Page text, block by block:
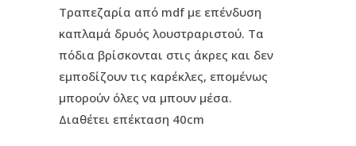
Τραπεζαρία από mdf με επένδυση
καπλαμά δρυός λουστραριστού. Tα
πόδια βρίσκονται στις άκρες και δεν
εμποδίζουν τις καρέκλες, επομένως
μπορούν όλες να μπουν μέσα.
Διαθέτει επέκταση 40cm